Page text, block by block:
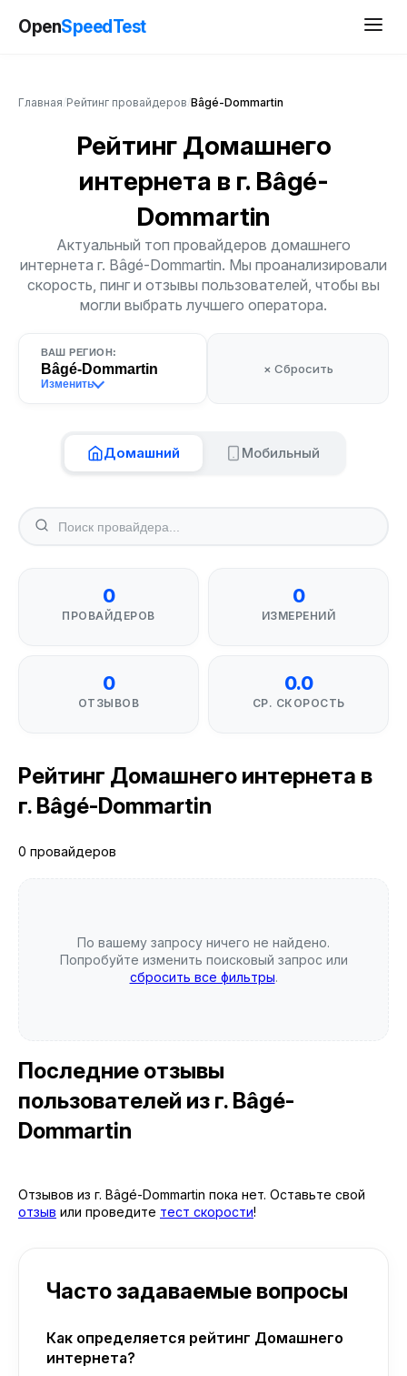
OpenSpeedTest
Главная Рейтинг провайдеров Bâgé-Dommartin
Рейтинг Домашнего
интернета в г. Bâgé-
Dommartin
Актуальный топ провайдеров домашнего
интернета г. Bâgé-Dommartin. Мы проанализировали
скорость, пинг и отзывы пользователей, чтобы вы
могли выбрать лучшего оператора.
ВАШ РЕГИОН:
Bâgé-Dommartin
Изменить
× Сбросить
Домашний Мобильный
0
ПРОВАЙДЕРОВ
0
ИЗМЕРЕНИЙ
0
ОТЗЫВОВ
0.0
СР. СКОРОСТЬ
Рейтинг Домашнего интернета в
г. Bâgé-Dommartin
0 провайдеров
По вашему запросу ничего не найдено.
Попробуйте изменить поисковый запрос или
сбросить все фильтры.
Последние отзывы
пользователей из г. Bâgé-
Dommartin
Отзывов из г. Bâgé-Dommartin пока нет. Оставьте свой
отзыв или проведите тест скорости!
Часто задаваемые вопросы
Как определяется рейтинг Домашнего
интернета?